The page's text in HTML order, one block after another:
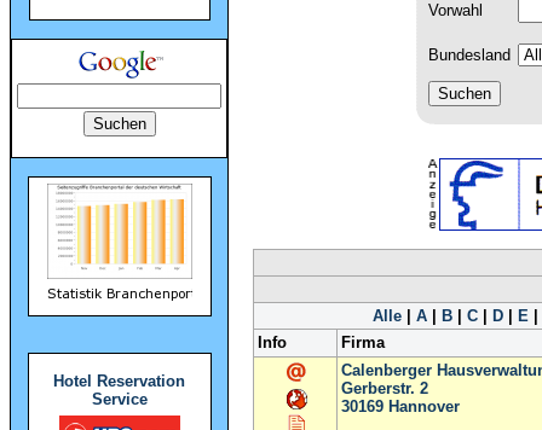
Hotel Reservation
Service
Vorwahl
Bundesland
Alle| A| B| C| D| E|
Info
Firma
Calenberger
Gerberstr. 2
30169 Hannover